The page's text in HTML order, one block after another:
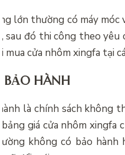
lớn thường có máy
sau đó thi công theo yêu
cửa nhôm xingfa tại
BẢO HÀNH
là chính sách không
giá cửa nhôm xingfa
không có bảo hành